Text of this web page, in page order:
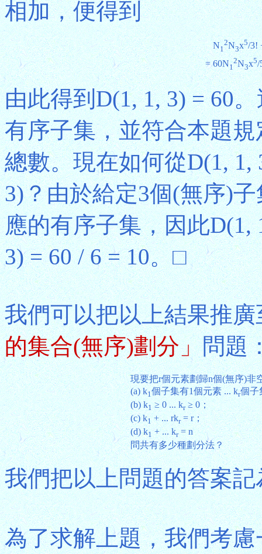
相加，便得到
N1
2N3x5/3!
= 60N1
2N3x5/
由此得到D(1, 1, 3) = 60
有序子集，並符合本題
總數。現在如何從D(1, 1,
3)？由於給定3個(無序)
應的有序子集，因此D(1,
3) = 60 / 6 = 10。□
我們可以把以上結果推
的集合(無序)劃分」問題
現要把r個元素劃歸n個(無序)非
(a) k1個子集有1個元素 ... kr個子
(b) k1≥ 0 ... kr≥ 0；
(c) k1+ ... rkr= r；
(d) k1+ ... kr= n
問共有多少種劃分法？
我們把以上問題的答案記
為了求解上題，我們考